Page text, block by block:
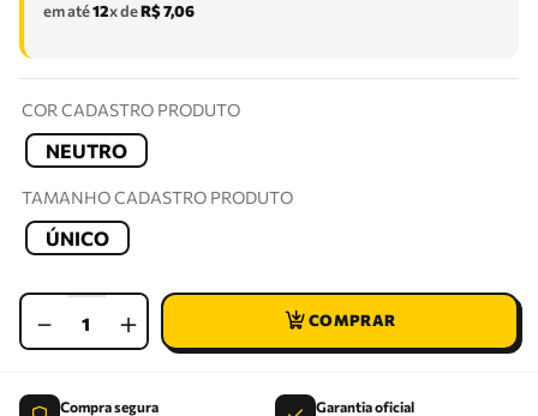
em até12x deR$7,06
COR CADASTRO PRODUTO
NEUTRO
TAMANHO CADASTRO PRODUTO
ÚNICO
＋
－
Compra segura Garantia oficial